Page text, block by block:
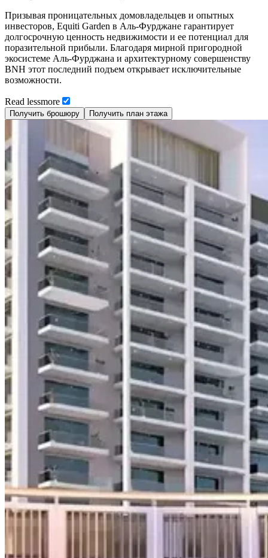
Призывая проницательных домовладельцев и опытных
инвесторов, Equiti Garden в Аль-Фурджане гарантирует
долгосрочную ценность недвижимости и ее потенциал для
поразительной прибыли. Благодаря мирной пригородной
экосистеме Аль-Фурджана и архитектурному совершенству
BNH этот последний подъем открывает исключительные
возможности.
Read lessmore
Получить брошюру Получить план этажа